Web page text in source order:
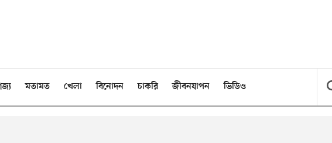
মতামত খেলা বিনোদন চাকরি জীবনযাপন ভিডিও